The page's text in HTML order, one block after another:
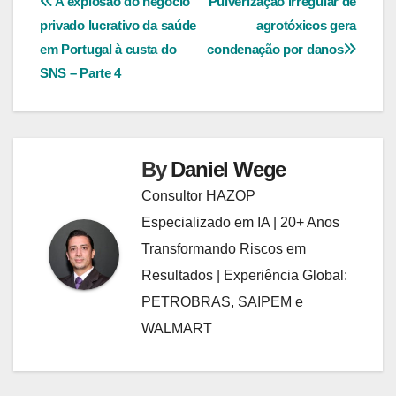
de
Post
agrotóxicos gera
condenação por danos
privado lucrativo da saúde
em Portugal à custa do
SNS – Parte 4
ByDaniel Wege
Consultor HAZOP
Especializado em IA | 20+ Anos
Transformando Riscos em
Resultados | Experiência Global:
PETROBRAS, SAIPEM e
WALMART